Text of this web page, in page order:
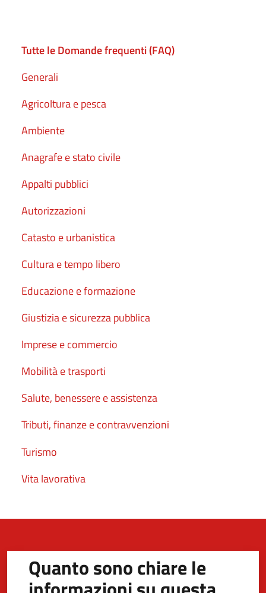
Tutte le Domande frequenti (FAQ)
Generali
Agricoltura e pesca
Ambiente
Anagrafe e stato civile
Appalti pubblici
Autorizzazioni
Catasto e urbanistica
Cultura e tempo libero
Educazione e formazione
Giustizia e sicurezza pubblica
Imprese e commercio
Mobilità e trasporti
Salute, benessere e assistenza
Tributi, finanze e contravvenzioni
Turismo
Vita lavorativa
Quanto sono chiare le